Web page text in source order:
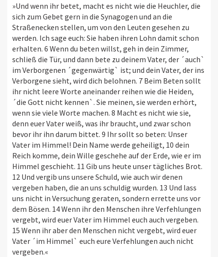
»Und wenn ihr betet, macht es nicht wie die Heuchler, die
sich zum Gebet gern in die Synagogen und an die
Straßenecken stellen, um von den Leuten gesehen zu
werden. Ich sage euch: Sie haben ihren Lohn damit schon
erhalten. 6 Wenn du beten willst, geh in dein Zimmer,
schließ die Tür, und dann bete zu deinem Vater, der ´auch`
im Verborgenen ´gegenwärtig` ist; und dein Vater, der ins
Verborgene sieht, wird dich belohnen. 7 Beim Beten sollt
ihr nicht leere Worte aneinander reihen wie die Heiden,
´die Gott nicht kennen`. Sie meinen, sie werden erhört,
wenn sie viele Worte machen. 8 Macht es nicht wie sie,
denn euer Vater weiß, was ihr braucht, und zwar schon
bevor ihr ihn darum bittet. 9 Ihr sollt so beten: Unser
Vater im Himmel! Dein Name werde geheiligt, 10 dein
Reich komme, dein Wille geschehe auf der Erde, wie er im
Himmel geschieht. 11 Gib uns heute unser tägliches Brot.
12 Und vergib uns unsere Schuld, wie auch wir denen
vergeben haben, die an uns schuldig wurden. 13 Und lass
uns nicht in Versuchung geraten, sondern errette uns vor
dem Bösen. 14 Wenn ihr den Menschen ihre Verfehlungen
vergebt, wird euer Vater im Himmel euch auch vergeben.
15 Wenn ihr aber den Menschen nicht vergebt, wird euer
Vater ´im Himmel` euch eure Verfehlungen auch nicht
vergeben.«